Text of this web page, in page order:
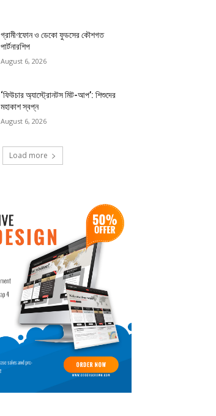
গ্রামীণফোন ও ডেকো ফুডসের কৌশগত
পার্টনারশিপ
August 6, 2026
‘ফিউচার অ্যাস্ট্রোনটস মিট-আপ’: শিশুদের
মহাকাশ স্বপ্ন
August 6, 2026
Load more